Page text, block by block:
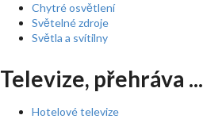
Chytré osvětlení
Světelné zdroje
Světla a svítilny
Televize, přehráva ...
Hotelové televize